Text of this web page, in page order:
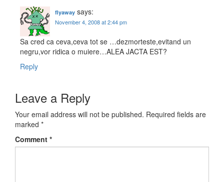
flyaway says:
November 4, 2008 at 2:44 pm
Sa cred ca ceva,ceva tot se …dezmorteste,evitand un
negru,vor ridica o muiere…ALEA JACTA EST?
Reply
Leave a Reply
Your email address will not be published. Required fields are
marked *
Comment *